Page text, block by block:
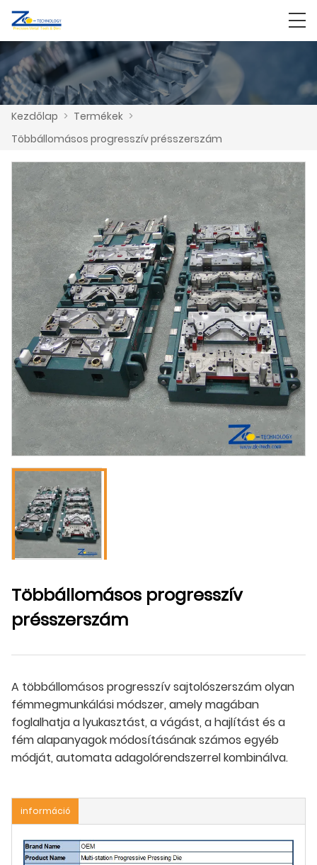
Kezdőlap > Termékek >
Többállomásos progresszív présszerszám
Többállomásos progresszív
présszerszám
A többállomásos progresszív sajtolószerszám olyan
fémmegmunkálási módszer, amely magában
foglalhatja a lyukasztást, a vágást, a hajlítást és a
fém alapanyagok módosításának számos egyéb
módját, automata adagolórendszerrel kombinálva.
információ